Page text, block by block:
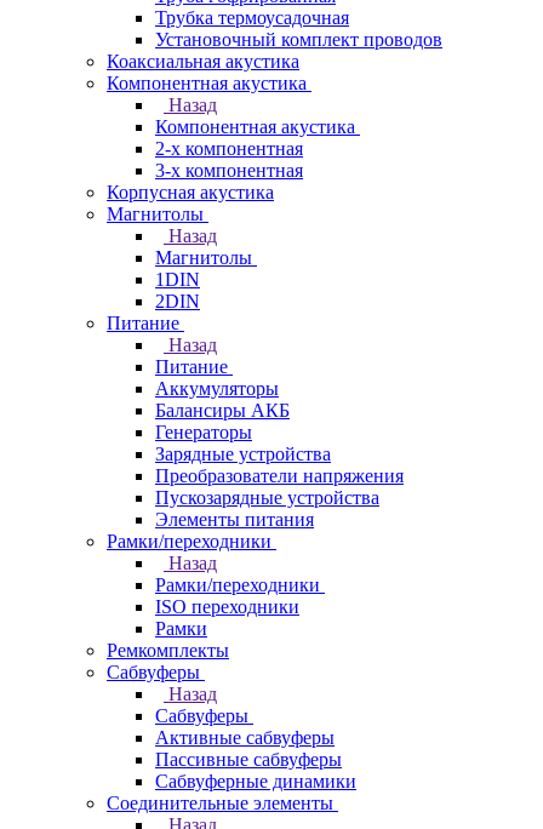
Трубка термоусадочная
Установочный комплект проводов
Коаксиальная акустика
Компонентная акустика
Назад
Компонентная акустика
2-х компонентная
3-х компонентная
Корпусная акустика
Магнитолы
Назад
Магнитолы
1DIN
2DIN
Питание
Назад
Питание
Аккумуляторы
Балансиры АКБ
Генераторы
Зарядные устройства
Преобразователи напряжения
Пускозарядные устройства
Элементы питания
Рамки/переходники
Назад
Рамки/переходники
ISO переходники
Рамки
Ремкомплекты
Сабвуферы
Назад
Сабвуферы
Активные сабвуферы
Пассивные сабвуферы
Сабвуферные динамики
Соединительные элементы
Назад